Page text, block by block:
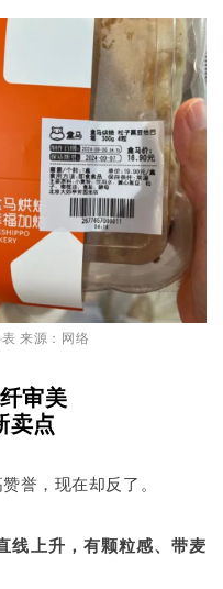
来源：网络
审美
卖点
誉，现在却反了。
线上升，有颗粒感、带麦